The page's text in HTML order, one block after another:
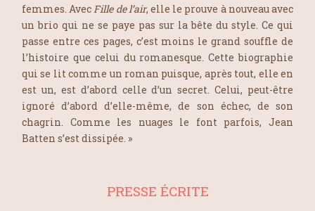
femmes. Avec Fille de l’air, elle le prouve à nouveau avec
un brio qui ne se paye pas sur la bête du style. Ce qui
passe entre ces pages, c’est moins le grand souffle de
l’histoire que celui du romanesque. Cette biographie
qui se lit comme un roman puisque, après tout, elle en
est un, est d’abord celle d’un secret. Celui, peut-être
ignoré d’abord d’elle-même, de son échec, de son
chagrin. Comme les nuages le font parfois, Jean
Batten s’est dissipée. »
PRESSE ÉCRITE